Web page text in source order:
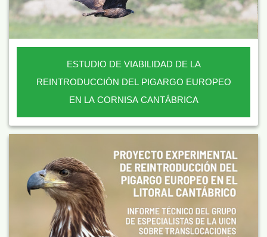
ESTUDIO DE VIABILIDAD DE LA
REINTRODUCCIÓN DEL PIGARGO EUROPEO
EN LA CORNISA CANTÁBRICA